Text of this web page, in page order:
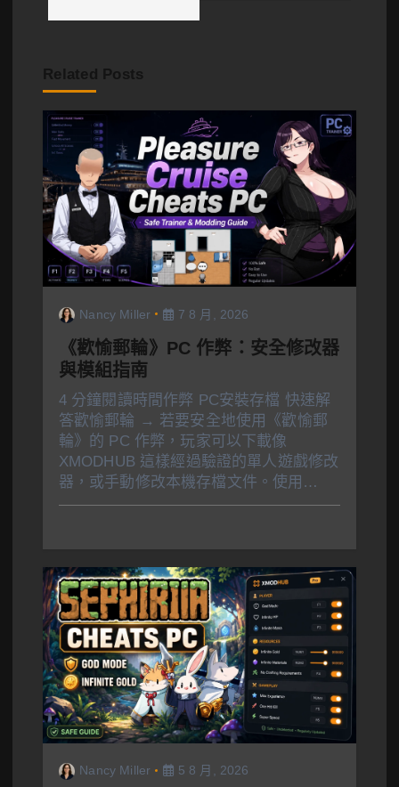
Related Posts
Nancy Miller 7 8 月, 2026
《歡愉郵輪》PC 作弊：安全修改器
與模組指南
4 分鐘閱讀時間作弊 PC安裝存檔 快速解
答歡愉郵輪 → 若要安全地使用《歡愉郵
輪》的 PC 作弊，玩家可以下載像
XMODHUB 這樣經過驗證的單人遊戲修改
器，或手動修改本機存檔文件。使用…
Nancy Miller 5 8 月, 2026